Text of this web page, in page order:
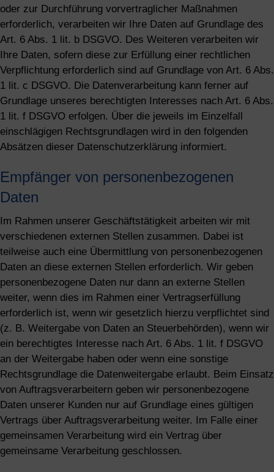
oder zur Durchführung vorvertraglicher Maßnahmen
erforderlich, verarbeiten wir Ihre Daten auf Grundlage des
Art. 6 Abs. 1 lit. b DSGVO. Des Weiteren verarbeiten wir
Ihre Daten, sofern diese zur Erfüllung einer rechtlichen
Verpflichtung erforderlich sind auf Grundlage von Art. 6 Abs.
1 lit. c DSGVO. Die Datenverarbeitung kann ferner auf
Grundlage unseres berechtigten Interesses nach Art. 6 Abs.
1 lit. f DSGVO erfolgen. Über die jeweils im Einzelfall
einschlägigen Rechtsgrundlagen wird in den folgenden
Absätzen dieser Datenschutzerklärung informiert.
Empfänger von personenbezogenen
Daten
Im Rahmen unserer Geschäftstätigkeit arbeiten wir mit
verschiedenen externen Stellen zusammen. Dabei ist
teilweise auch eine Übermittlung von personenbezogenen
Daten an diese externen Stellen erforderlich. Wir geben
personenbezogene Daten nur dann an externe Stellen
weiter, wenn dies im Rahmen einer Vertragserfüllung
erforderlich ist, wenn wir gesetzlich hierzu verpflichtet sind
(z. B. Weitergabe von Daten an Steuerbehörden), wenn wir
ein berechtigtes Interesse nach Art. 6 Abs. 1 lit. f DSGVO
an der Weitergabe haben oder wenn eine sonstige
Rechtsgrundlage die Datenweitergabe erlaubt. Beim Einsatz
von Auftragsverarbeitern geben wir personenbezogene
Daten unserer Kunden nur auf Grundlage eines gültigen
Vertrags über Auftragsverarbeitung weiter. Im Falle einer
gemeinsamen Verarbeitung wird ein Vertrag über
gemeinsame Verarbeitung geschlossen.